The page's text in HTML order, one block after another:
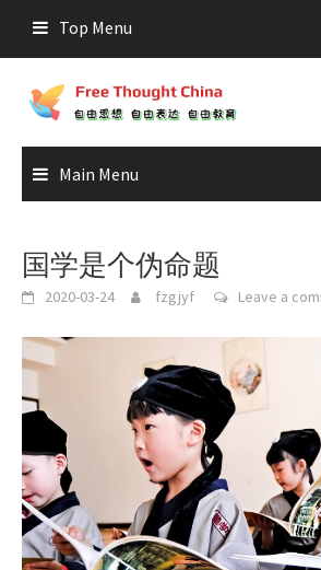
content
Top Menu
Main Menu
国学是个伪命题
2020-03-24 fzgjyf Leave a